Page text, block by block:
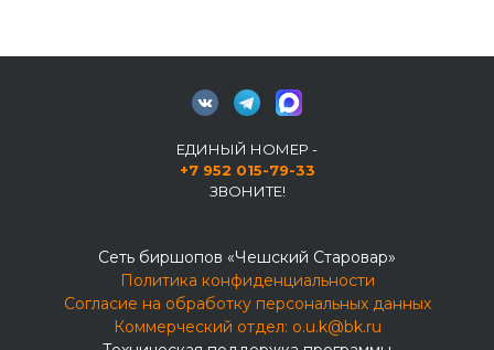
ЕДИНЫЙ НОМЕР -
+7 952 015-79-33
ЗВОНИТЕ!
Сеть биршопов «Чешский Старовар»
Политика конфиденциальности
Согласие на обработку персональных данных
Коммерческий отдел: o.u.k@bk.ru